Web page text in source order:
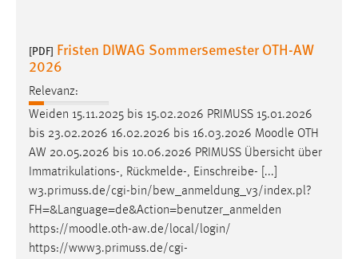
[PDF] Fristen DIWAG Sommersemester OTH-AW
2026
Relevanz:
Weiden 15.11.2025 bis 15.02.2026 PRIMUSS 15.01.2026
bis 23.02.2026 16.02.2026 bis 16.03.2026 Moodle OTH
AW 20.05.2026 bis 10.06.2026 PRIMUSS Übersicht über
Immatrikulations-, Rückmelde-, Einschreibe- [...]
w3.primuss.de/cgi-bin/bew_anmeldung_v3/index.pl?
FH=&Language=de&Action=benutzer_anmelden
https://moodle.oth-aw.de/local/login/
https://www3.primuss.de/cgi-
Zweck:
Cookie Laufzeit:
3 Monate
Facebook Pixel
Name:
_fbp